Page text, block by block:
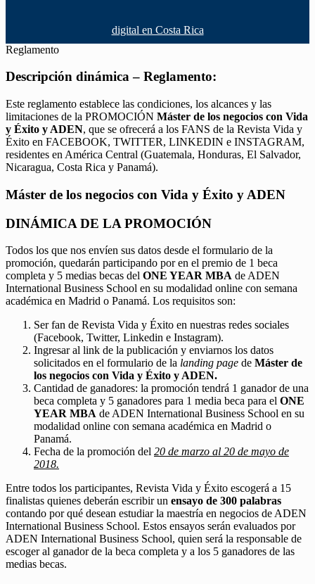
digital en Costa Rica
Reglamento
Descripción dinámica – Reglamento:
Este reglamento establece las condiciones, los alcances y las
limitaciones de la PROMOCIÓN Máster de los negocios con Vida
y Éxito y ADEN, que se ofrecerá a los FANS de la Revista Vida y
Éxito en FACEBOOK, TWITTER, LINKEDIN e INSTAGRAM,
residentes en América Central (Guatemala, Honduras, El Salvador,
Nicaragua, Costa Rica y Panamá).
Máster de los negocios con Vida y Éxito y ADEN
DINÁMICA DE LA PROMOCIÓN
Todos los que nos envíen sus datos desde el formulario de la
promoción, quedarán participando por en el premio de 1 beca
completa y 5 medias becas del ONE YEAR MBA de ADEN
International Business School en su modalidad online con semana
académica en Madrid o Panamá. Los requisitos son:
Ser fan de Revista Vida y Éxito en nuestras redes sociales
(Facebook, Twitter, Linkedin e Instagram).
Ingresar al link de la publicación y enviarnos los datos
solicitados en el formulario de la landing page de Máster de
los negocios con Vida y Éxito y ADEN.
Cantidad de ganadores: la promoción tendrá 1 ganador de una
beca completa y 5 ganadores para 1 media beca para el ONE
YEAR MBA de ADEN International Business School en su
modalidad online con semana académica en Madrid o
Panamá.
Fecha de la promoción del 20 de marzo al 20 de mayo de
2018.
Entre todos los participantes, Revista Vida y Éxito escogerá a 15
finalistas quienes deberán escribir un ensayo de 300 palabras
contando por qué desean estudiar la maestría en negocios de ADEN
International Business School. Estos ensayos serán evaluados por
ADEN International Business School, quien será la responsable de
escoger al ganador de la beca completa y a los 5 ganadores de las
medias becas.